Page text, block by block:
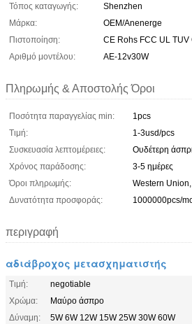
Τόπος καταγωγής:
Shenzhen
Μάρκα:
OEM/Anenerge
Πιστοποίηση:
CE Rohs FCC UL TUV
Αριθμό μοντέλου:
AE-12v30W
Πληρωμής & Αποστολής Όροι
Ποσότητα παραγγελίας min:
1pcs
Τιμή:
1-3usd/pcs
Συσκευασία λεπτομέρειες:
Ουδέτερη
Χρόνος παράδοσης:
3-5 ημέρες
Όροι πληρωμής:
Western
Δυνατότητα προσφοράς:
1000000pcs/
περιγραφή
αδιάβροχος μετασχηματιστής
Τιμή:
negotiable
Χρώμα:
Μαύρο άσπρο
Δύναμη:
5W 6W 12W 15W 25W 30W 60W